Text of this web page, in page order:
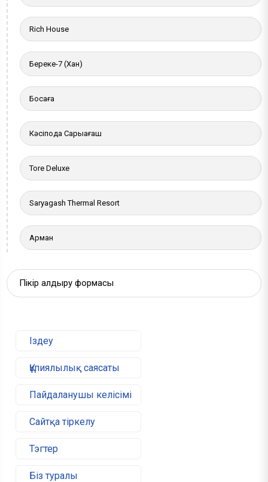
Rich House
Береке-7 (Хан)
Босаға
Кәсіподақ Сарыағаш
Tore Deluxe
Saryagash Thermal Resort
Арман
Пікір қалдыру формасы
Іздеу
Құпиялылық саясаты
Пайдаланушы келісімі
Сайтқа тіркелу
Тэгтер
Біз туралы